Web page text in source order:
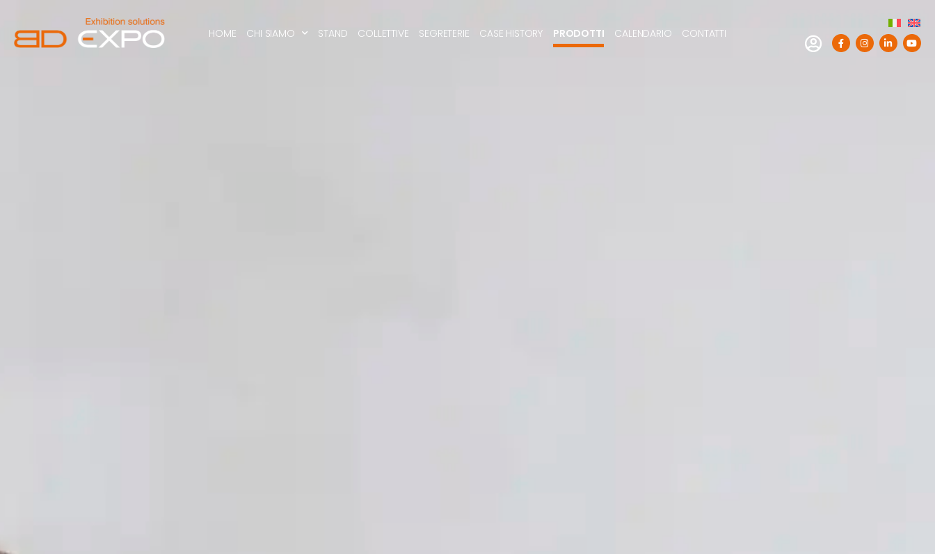
HOME CHI SIAMO STAND COLLETTIVE SEGRETERIE CASE HISTORY PRODOTTI CALENDARIO CONTATTI